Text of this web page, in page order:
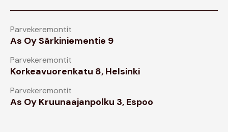
Parvekeremontit
As Oy Särkiniementie 9
Parvekeremontit
Korkeavuorenkatu 8, Helsinki
Parvekeremontit
As Oy Kruunaajanpolku 3, Espoo